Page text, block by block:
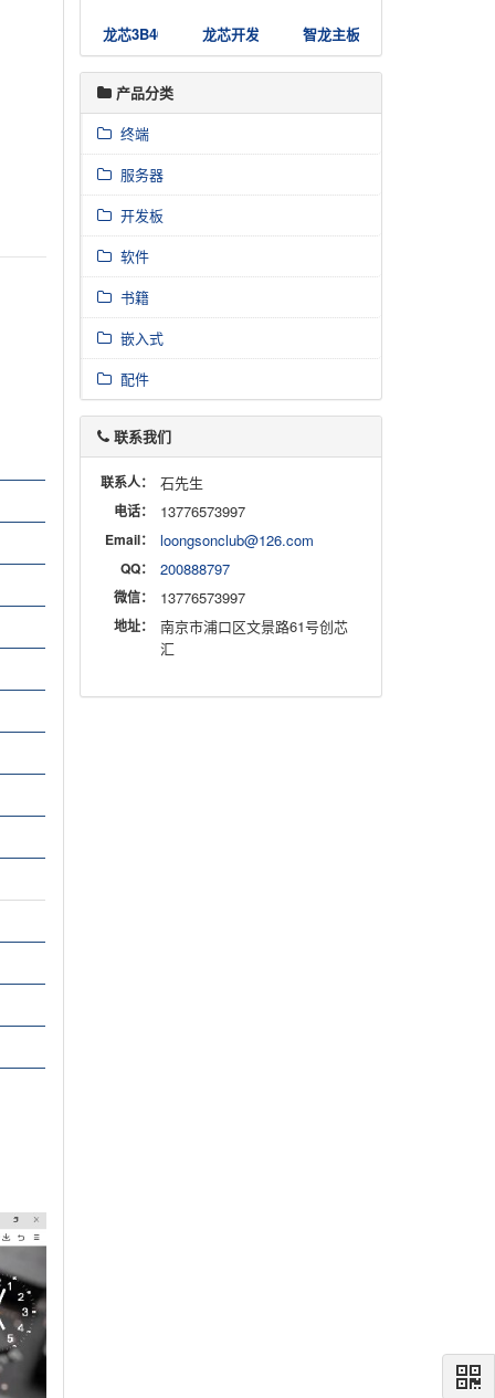
产品分类
终端
服务器
开发板
软件
书籍
嵌入式
配件
联系我们
电话： 13776573997
Email： loongsonclub@126.com
QQ： 200888797
微信： 13776573997
地址：
南京市浦口区文景路61号创芯
汇